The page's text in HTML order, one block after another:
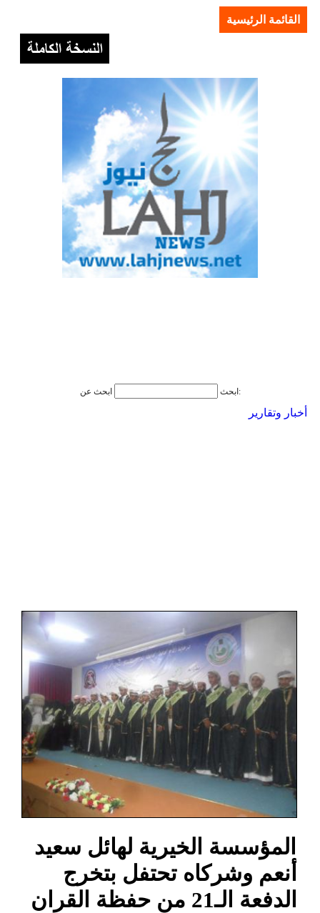
القائمة الرئيسية
ابحث ابحث عن:
أخبار وتقارير
المؤسسة الخيرية لهائل سعيد
أنعم وشركاه تحتفل بتخرج
الدفعة الـ21 من حفظة القران